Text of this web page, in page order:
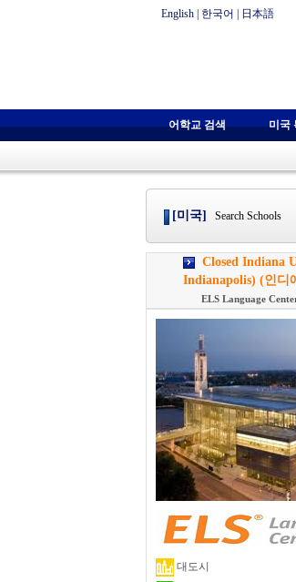
English 한국어 日本語
어학교 검색 미국
[미국] Search Schools
Closed Indiana
Indianapolis) (인디
ELS Language
대도시